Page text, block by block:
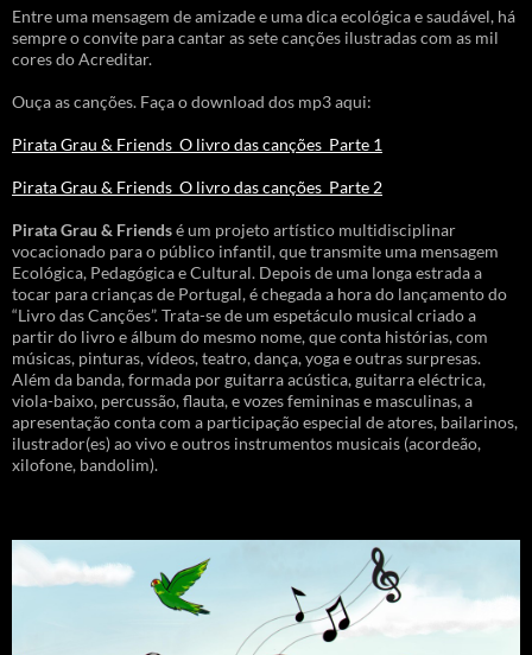
Entre uma mensagem de amizade e uma dica ecológica e saudável, há
sempre o convite para cantar as sete canções ilustradas com as mil
cores do Acreditar.
Ouça as canções. Faça o download dos mp3 aqui:
Pirata Grau & Friends_O livro das canções_Parte 1
Pirata Grau & Friends_O livro das canções_Parte 2
Pirata Grau & Friendsé um projeto artístico multidisciplinar
vocacionado para o público infantil, que transmite uma mensagem
Ecológica, Pedagógica e Cultural. Depois de uma longa estrada a
tocar para crianças de Portugal, é chegada a hora do lançamento do
“Livro das Canções”. Trata-se de um espetáculo musical criado a
partir do livro e álbum do mesmo nome, que conta histórias, com
músicas, pinturas, vídeos, teatro, dança, yoga e outras surpresas.
Além da banda, formada por guitarra acústica, guitarra eléctrica,
viola-baixo, percussão, flauta, e vozes femininas e masculinas, a
apresentação conta com a participação especial de atores, bailarinos,
ilustrador(es) ao vivo e outros instrumentos musicais (acordeão,
xilofone, bandolim).